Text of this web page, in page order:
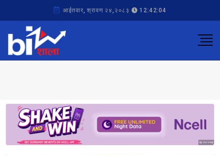
आईतवार, श्रावण २४,२०८३ 12:42:04
Sponsored